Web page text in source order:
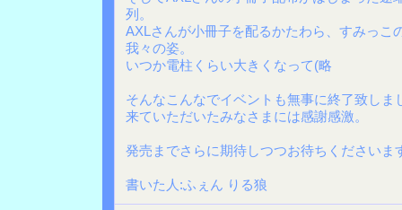
列。
AXLさんが小冊子を配るかたわら、すみっこ
我々の姿。
いつか電柱くらい大きくなって(略
そんなこんなでイベントも無事に終了致しま
来ていただいたみなさまには感謝感激。
発売までさらに期待しつつお待ちくださいま
書いた人:ふぇん りる狼